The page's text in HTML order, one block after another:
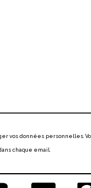
vos données personnelles.
chaque email.